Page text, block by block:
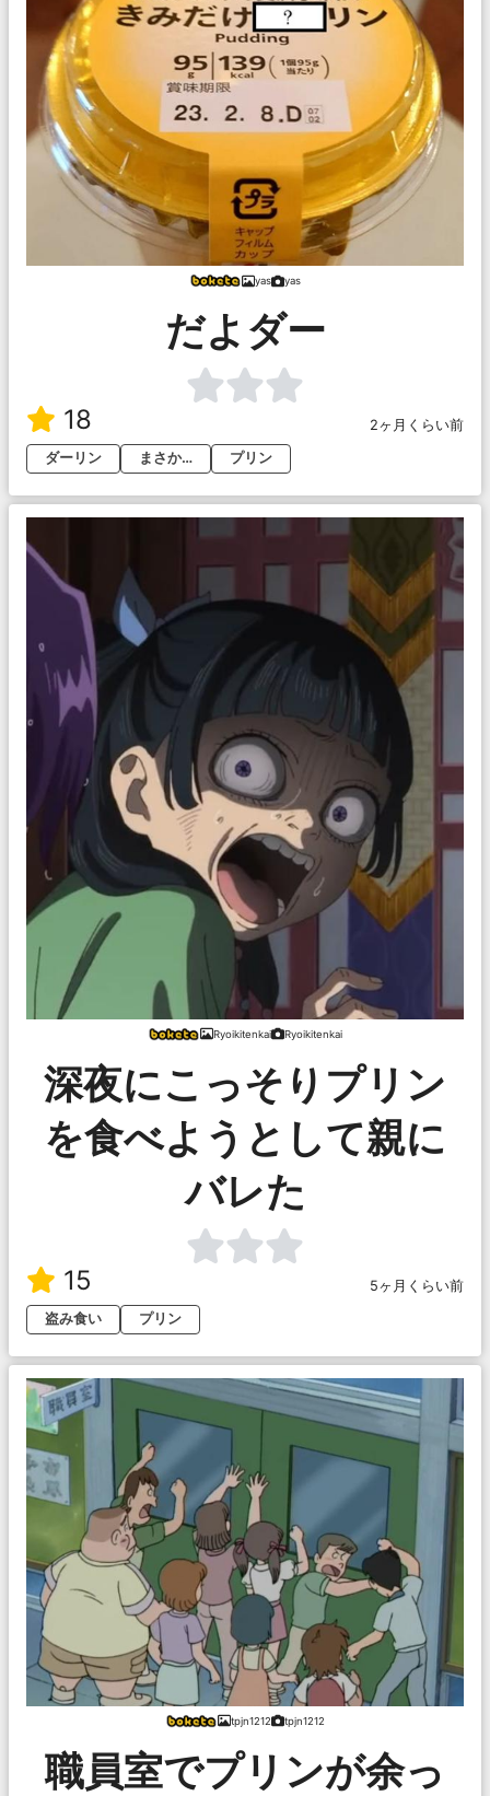
yas yas
だよダー
18
2ヶ月くらい前
ダーリン
まさか… プリン
Ryoikitenkai Ryoikitenkai
深夜にこっそりプリン
を食べようとして親に
バレた
15
5ヶ月くらい前
盗み食い
プリン
tpjn1212 tpjn1212
職員室でプリンが余っ